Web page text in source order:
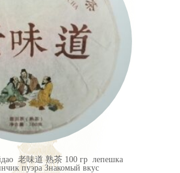
老味道 熟茶 100 гр лепешка
пуэра Знакомый вкус